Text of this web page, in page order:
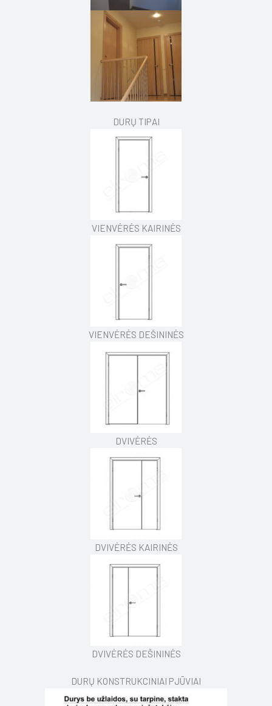
DURŲ TIPAI
VIENVĖRĖS KAIRINĖS
VIENVĖRĖS DEŠININĖS
DVIVĖRĖS
DVIVĖRĖS KAIRINĖS
DVIVĖRĖS DEŠININĖS
DURŲ KONSTRUKCINIAI PJŪVIAI